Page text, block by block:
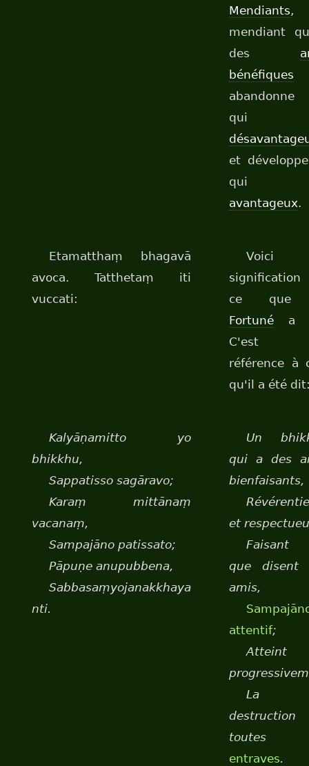
Mendiants,
mendiant
des
bénéfiques
qui
et
qui
avantageux.
Etamatthaṃ bhagavā
avoca. Tatthetaṃ iti
vuccati:
Voici
ce que
Fortuné a
C'est
référence à
qu'il a été
Kalyāṇamitto yo
bhikkhu,
Sappatisso sagāravo;
Karaṃ mittānaṃ
vacanaṃ,
Sampajāno patissato;
Pāpuṇe anupubbena,
Sabbasaṃyojanakkhaya
nti.
Un
qui a des
bienfaisants,
et
Faisant
que disent
amis,
attentif;
Atteint
La
toutes
entraves.